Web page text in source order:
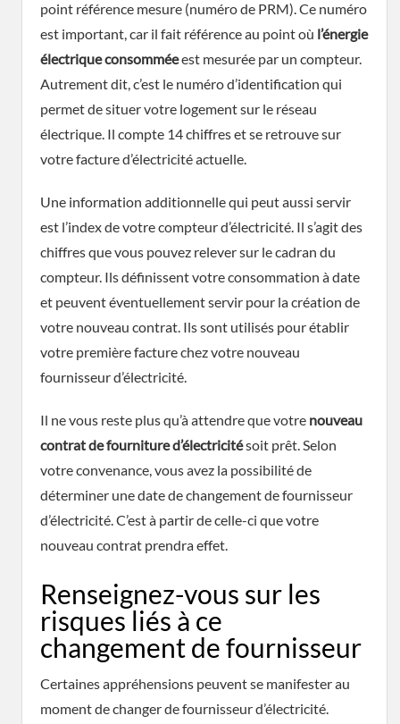
point référence mesure (numéro de PRM). Ce numéro
est important, car il fait référence au point où l’énergie
électrique consomméeest mesurée par un compteur.
Autrement dit, c’est le numéro d’identification qui
permet de situer votre logement sur le réseau
électrique. Il compte 14 chiffres et se retrouve sur
votre facture d’électricité actuelle.
Une information additionnelle qui peut aussi servir
est l’index de votre compteur d’électricité. Il s’agit des
chiffres que vous pouvez relever sur le cadran du
compteur. Ils définissent votre consommation à date
et peuvent éventuellement servir pour la création de
votre nouveau contrat. Ils sont utilisés pour établir
votre première facture chez votre nouveau
fournisseur d’électricité.
Il ne vous reste plus qu’à attendre que votre nouveau
contrat de fourniture d’électricitésoit prêt. Selon
votre convenance, vous avez la possibilité de
déterminer une date de changement de fournisseur
d’électricité. C’est à partir de celle-ci que votre
nouveau contrat prendra effet.
Renseignez-vous sur les
risques liés à ce
changement de fournisseur
Certaines appréhensions peuvent se manifester au
moment de changer de fournisseur d’électricité.